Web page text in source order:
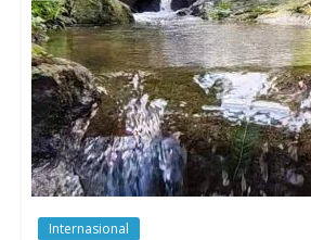
Internasional